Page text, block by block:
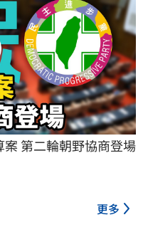
案 第二輪朝野協商登場
更多